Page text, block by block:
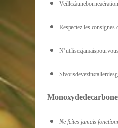
Respectez les consignes
Monoxydedecarbone
Ne faites jamais